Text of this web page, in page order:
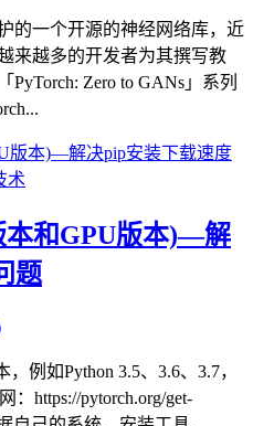
的一个开源的神经网络库，近
来越多的开发者为其撰写教
Zero to GANs」系列
本和GPU版本)—解
题
例如Python 3.5、3.6、3.7，
：https://pytorch.org/get-